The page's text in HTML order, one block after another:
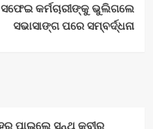
କର୍ମଚାରୀଙ୍କୁ ଭୁଲିଗଲେ
ସଭାସାଙ୍ଗ ପରେ ସମ୍ବର୍ଦ୍ଧନା
ପାଇଲେ ସନ୍ଥ କବୀର